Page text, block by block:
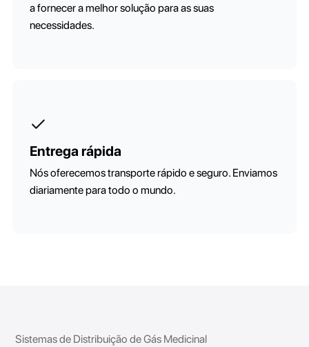
a fornecer a melhor solução para as suas
necessidades.
Entrega rápida
Nós oferecemos transporte rápido e seguro. Enviamos
diariamente para todo o mundo.
Sistemas de Distribuição de Gás Medicinal